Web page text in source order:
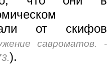
от скифов
савроматов. -
).